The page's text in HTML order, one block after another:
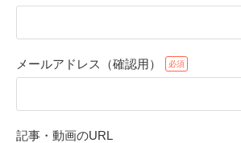
メールアドレス（確認用）
記事・動画のURL
アプリで開く